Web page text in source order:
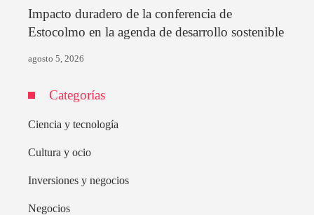
Impacto duradero de la conferencia de
Estocolmo en la agenda de desarrollo sostenible
agosto 5, 2026
Categorías
Ciencia y tecnología
Cultura y ocio
Inversiones y negocios
Negocios